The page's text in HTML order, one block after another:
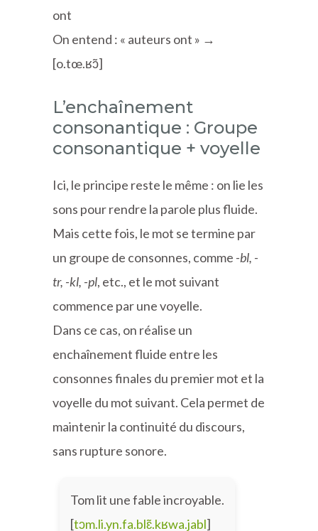
ont
On entend : « auteurs ont » →
[o.tœ.ʁɔ̃]
L’enchaînement
consonantique : Groupe
consonantique + voyelle
Ici, le principe reste le même : on lie les
sons pour rendre la parole plus fluide.
Mais cette fois, le mot se termine par
un groupe de consonnes, comme -bl, -
tr, -kl, -pl, etc., et le mot suivant
commence par une voyelle.
Dans ce cas, on réalise un
enchaînement fluide entre les
consonnes finales du premier mot et la
voyelle du mot suivant. Cela permet de
maintenir la continuité du discours,
sans rupture sonore.
Tom lit une fable incroyable.
[tɔm.li.yn.fa.blɛ̃.kʁwa.jabl]